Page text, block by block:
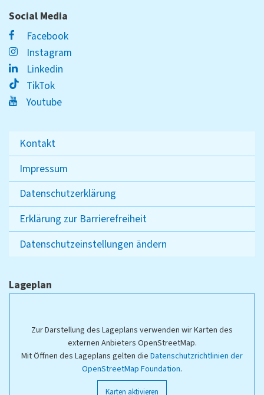
Social Media
Facebook
Instagram
Linkedin
TikTok
Youtube
Kontakt
Impressum
Datenschutzerklärung
Erklärung zur Barrierefreiheit
Datenschutzeinstellungen ändern
Lageplan
Zur Darstellung des Lageplans verwenden wir Karten des
externen Anbieters OpenStreetMap.
Mit Öffnen des Lageplans gelten die Datenschutzrichtlinien der
OpenStreetMap Foundation.
Karten aktivieren